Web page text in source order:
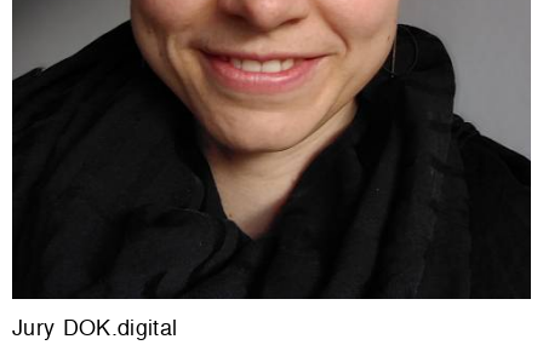
Jury DOK.digital